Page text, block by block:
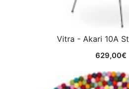
Vitra - Akari 10A
629,00€